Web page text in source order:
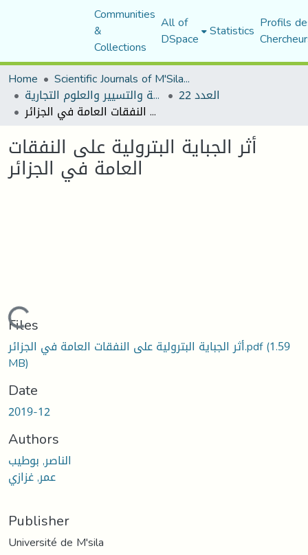
Communities
&
Collections
All of
DSpace Statistics Profils
Home
Scientific Journals of M'Sila University
مجلة العلوم الاقتصادية والتسيير والعلوم التجارية العدد 22
أثر الجباية البترولية على النفقات العامة في الجزائر
أثر الجباية البترولية على النفقات
العامة في الجزائر
Loading...
Files
أثر الجباية البترولية على النفقات العامة في الجزائر.pdf(1.59
MB)
Date
2019-12
Authors
الناصر, بوطيب
عمر, غزازي
Publisher
Université de M'sila